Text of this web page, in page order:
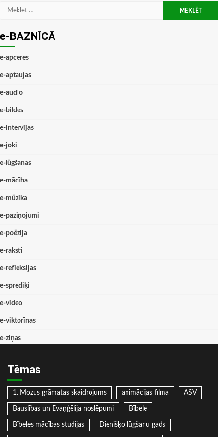
Meklēt:
e-BAZNĪCĀ
e-apceres
e-aptaujas
e-audio
e-bildes
e-intervijas
e-joki
e-lūgšanas
e-mācība
e-mūzika
e-paziņojumi
e-poēzija
e-raksti
e-refleksijas
e-sprediķi
e-video
e-viktorīnas
e-ziņas
Tēmas
1. Mozus grāmatas skaidrojums animācijas filma ASV
Bauslības un Evaņģēlija noslēpumi Bībele
Bībeles mācības studijas Dienišķo lūgšanu gads